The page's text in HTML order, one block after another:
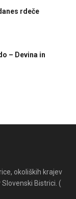
rdeče
– Devina in
okoliških krajev
Bistrici. (